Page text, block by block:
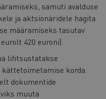
samuti avalduse
ja aktsionäridele hagita
määramiseks tasutav
420 euroni).
lihtsustatakse
korda.
dokumentide
muuta